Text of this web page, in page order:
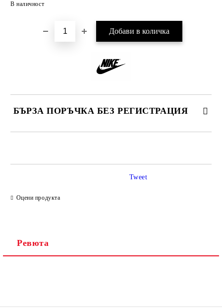
В наличност
БЪРЗА ПОРЪЧКА БЕЗ РЕГИСТРАЦИЯ
Оцени продукта
Tweet
Ревюта